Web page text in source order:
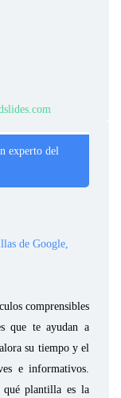
experto del
de Google,
comprensibles
que te ayudan a
su tiempo y el
e informativos.
qué plantilla es la